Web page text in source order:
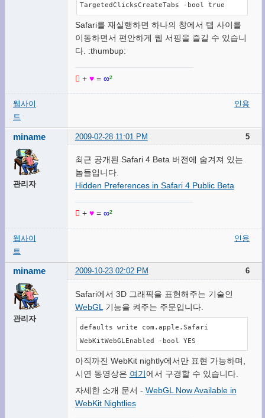
TargetedClicksCreateTabs -bool true
Safari를 재실행하면 하나의 창에서 텝 사이를
이동하면서 편안하게 웹 서핑을 즐길 수 있습니
다. :thumbup:
 + ♥= ∞²
웹사이
트
인용
5
miname 2009-02-28 11:01 PM
관리자
최근 공개된 Safari 4 Beta 버전에 숨겨져 있는
놈들입니다.
Hidden Preferences in Safari 4 Public Beta
 + ♥= ∞²
웹사이
트
인용
6
miname 2009-10-23 02:02 PM
관리자
Safari에서 3D 그래픽을 표현해주는 기술인
WebGL 기능을 켜주는 주문입니다.
defaults write com.apple.Safari
WebKitWebGLEnabled -bool YES
아직까진 WebKit nightly에서만 표현 가능하며,
시연 동영상은 여기에서 구경할 수 있습니다.
자세한 소개 문서 - WebGL Now Available in
WebKit Nightlies